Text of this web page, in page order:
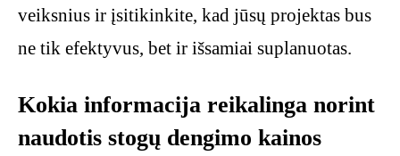
veiksnius ir įsitikinkite, kad jūsų projektas bus
ne tik efektyvus, bet ir išsamiai suplanuotas.
Kokia informacija reikalinga norint
naudotis stogų dengimo kainos